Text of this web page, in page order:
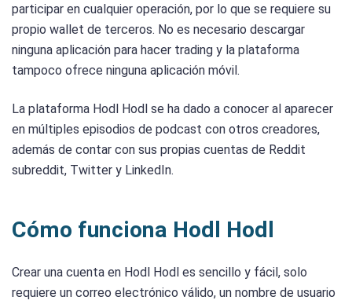
participar en cualquier operación, por lo que se requiere su
propio wallet de terceros. No es necesario descargar
ninguna aplicación para hacer trading y la plataforma
tampoco ofrece ninguna aplicación móvil.
La plataforma Hodl Hodl se ha dado a conocer al aparecer
en múltiples episodios de podcast con otros creadores,
además de contar con sus propias cuentas de Reddit
subreddit, Twitter y LinkedIn.
Cómo funciona Hodl Hodl
Crear una cuenta en Hodl Hodl es sencillo y fácil, solo
requiere un correo electrónico válido, un nombre de usuario